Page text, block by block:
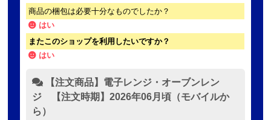
商品の梱包は必要十分なものでしたか？
はい
またこのショップを利用したいですか？
はい
【注文商品】電子レンジ・オーブンレン
ジ 【注文時期】2026年06月頃（モバイルか
ら）